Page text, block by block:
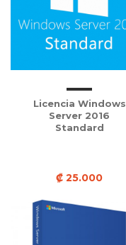
Licencia Windows
Server 2016
Standard
₡ 25.000